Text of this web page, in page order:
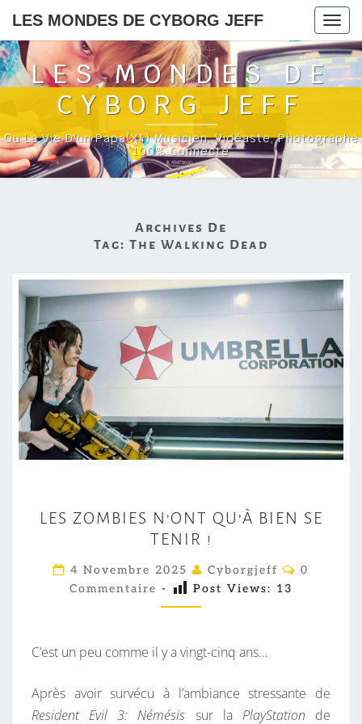
LES MONDES DE CYBORG JEFF
LES MONDES DE
CYBORG JEFF
Ou La Vie D'un Papa(x4) Musicien, Vidéaste, Photographe
100% Connecté
Archives De
Tag: The Walking Dead
E
S
Z
O
M
I
S
N
LES ZOMBIES N’ONT QU’À BIEN SE
TENIR !
4 Novembre 2025 Cyborgjeff
C
E
0
Commentaire - Post Views: 13
C’est un peu comme il y a vingt-cinq ans…
Après avoir survécu à l’ambiance stressante de
Resident Evil 3: Némésis sur la PlayStation de